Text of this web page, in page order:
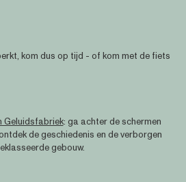
kom dus op tijd - of kom met de fiets
Geluidsfabriek: ga achter de schermen
de geschiedenis en de verborgen
gebouw.